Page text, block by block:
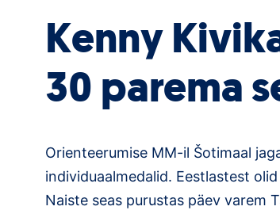
Kenny
30 parema
Orienteerumise MM-il Šotimaal
individuaalmedalid. Eestlastest
Naiste seas purustas päev varem